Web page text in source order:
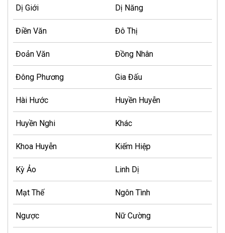
Dị Giới Dị Năng
Điền Văn Đô Thị
Đoản Văn Đồng Nhân
Đông Phương Gia Đấu
Hài Hước Huyền Huyễn
Huyền Nghi Khác
Khoa Huyễn Kiếm Hiệp
Kỳ Ảo Linh Dị
Mạt Thế Ngôn Tình
Ngược Nữ Cường